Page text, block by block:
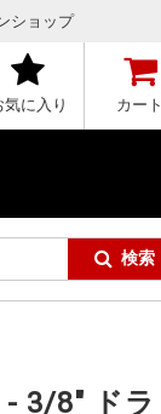
ショップ
気に入り カート
3/8" ドラ